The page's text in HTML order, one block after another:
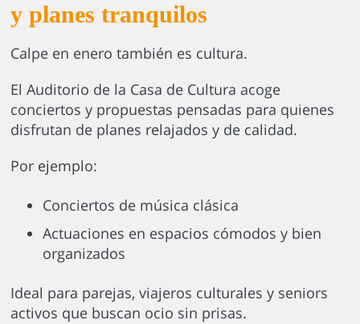
y planes tranquilos
Calpe en enero también es cultura.
El Auditorio de la Casa de Cultura acoge
conciertos y propuestas pensadas para quienes
disfrutan de planes relajados y de calidad.
Por ejemplo:
Conciertos de música clásica
Actuaciones en espacios cómodos y bien
organizados
Ideal para parejas, viajeros culturales y seniors
activos que buscan ocio sin prisas.